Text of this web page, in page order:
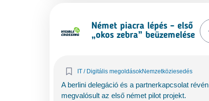
Német piacra lépés – első
„okos zebra” beüzemelése
IT / Digitális megoldásokNemzetköziesedés
A berlini delegáció és a partnerkapcsolat révén
megvalósult az első német pilot projekt.